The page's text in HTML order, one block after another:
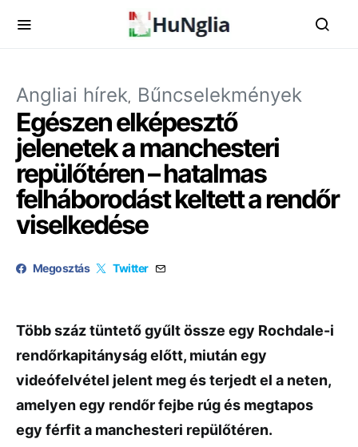
Angliai hírek Bűncselekmények
Egészen elképesztő
jelenetek a manchesteri
repülőtéren – hatalmas
felháborodást keltett a rendőr
viselkedése
Megosztás Twitter
Több száz tüntető gyűlt össze egy Rochdale-i
rendőrkapitányság előtt, miután egy
videófelvétel jelent meg és terjedt el a neten,
amelyen egy rendőr fejbe rúg és megtapos
egy férfit a manchesteri repülőtéren.